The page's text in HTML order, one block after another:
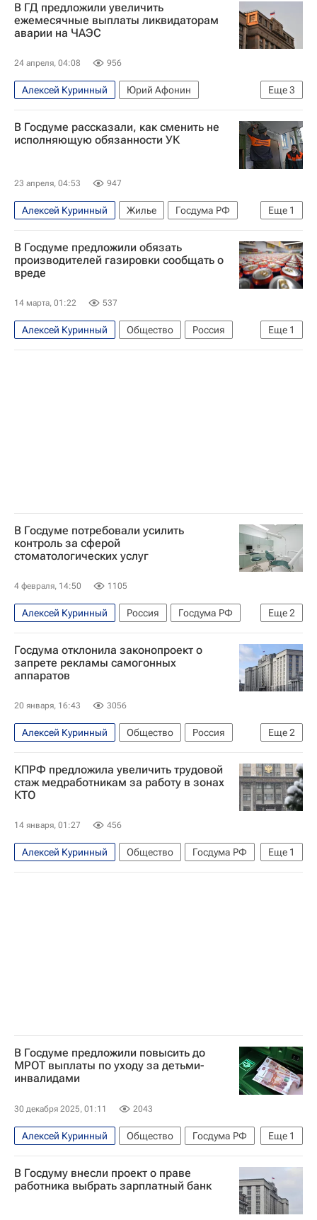
В ГД предложили увеличить
ежемесячные выплаты ликвидаторам
аварии на ЧАЭС
24 апреля, 04:08 956
Еще3
Алексей Куринный
Юрий Афонин
Николай Коломейцев
Госдума РФ КПРФ
В Госдуме рассказали, как сменить не
исполняющую обязанности УК
23 апреля, 04:53 947
Еще 1
Алексей Куринный Жилье
Госдума РФ
Общество
В Госдуме предложили обязать
производителей газировки сообщать о
вреде
14 марта, 01:22 537
Еще 1
Алексей Куринный Общество
Россия
Госдума РФ
В Госдуме потребовали усилить
контроль за сферой
стоматологических услуг
4 февраля, 14:50 1105
Еще2
Алексей Куринный Россия
Госдума РФ
Генеральная прокуратура РФ
Общество
Госдума отклонила законопроект о
запрете рекламы самогонных
аппаратов
20 января, 16:43 3056
Еще2
Алексей Куринный Общество
Россия
Госдума РФ
КПРФ
КПРФ предложила увеличить трудовой
стаж медработникам за работу в зонах
КТО
14 января, 01:27 456
Еще 1
Алексей Куринный Общество
Госдума РФ
КПРФ
В Госдуме предложили повысить до
МРОТ выплаты по уходу за детьми-
инвалидами
30 декабря 2025, 01:11 2043
Еще 1
Алексей Куринный Общество
Госдума РФ
КПРФ
В Госдуму внесли проект о праве
работника выбрать зарплатный банк